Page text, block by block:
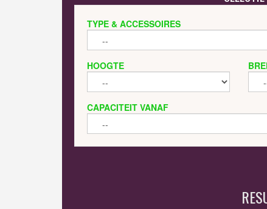
TYPE & ACCESSOIRES
HOOGTE
CAPACITEIT VANAF